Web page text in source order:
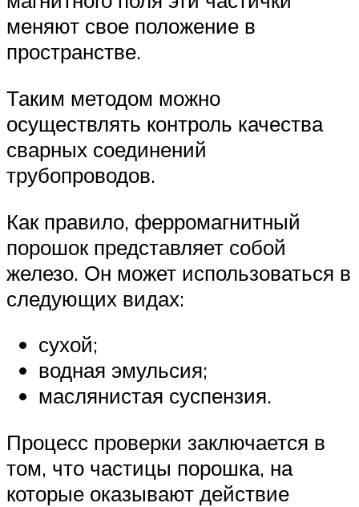
меняют свое положение в
пространстве.
Таким методом можно
осуществлять контроль качества
сварных соединений
трубопроводов.
Как правило, ферромагнитный
порошок представляет собой
железо. Он может использоваться в
следующих видах:
сухой;
водная эмульсия;
маслянистая суспензия.
Процесс проверки заключается в
том, что частицы порошка, на
которые оказывают действие